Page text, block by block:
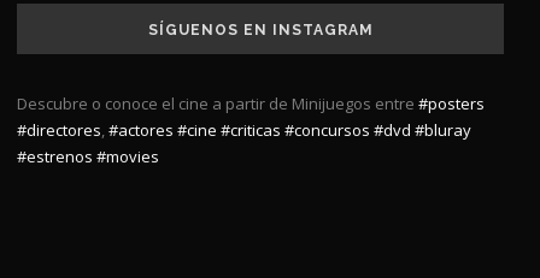
SÍGUENOS EN INSTAGRAM
Descubre o conoce el cine a partir de Minijuegos entre #posters
#directores,#actores #cine #criticas #concursos #dvd #bluray
#estrenos #movies